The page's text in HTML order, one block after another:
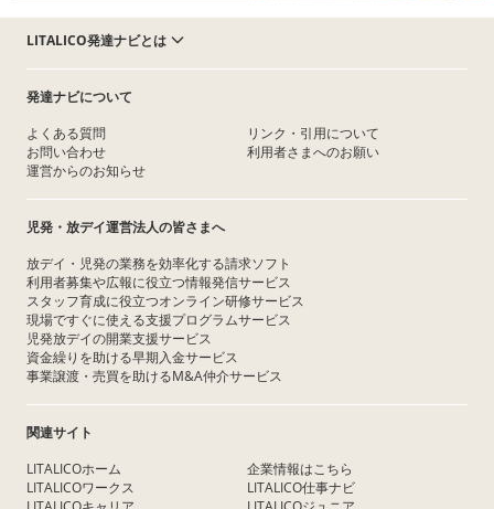
LITALICO発達ナビとは
発達ナビについて
よくある質問
お問い合わせ
運営からのお知らせ
リンク・引用について
利用者さまへのお願い
児発・放デイ運営法人の皆さまへ
放デイ・児発の業務を効率化する請求ソフト
利用者募集や広報に役立つ情報発信サービス
スタッフ育成に役立つオンライン研修サービス
現場ですぐに使える支援プログラムサービス
児発放デイの開業支援サービス
資金繰りを助ける早期入金サービス
事業譲渡・売買を助けるM&A仲介サービス
関連サイト
LITALICOホーム
LITALICOワークス
企業情報はこちら
LITALICO仕事ナビ